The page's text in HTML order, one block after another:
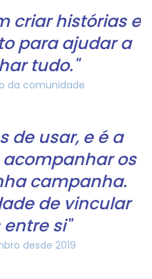
criar histórias e
para ajudar a
tudo."
da comunidade
de usar, e é a
os
campanha.
de vincular
si"
desde 2019